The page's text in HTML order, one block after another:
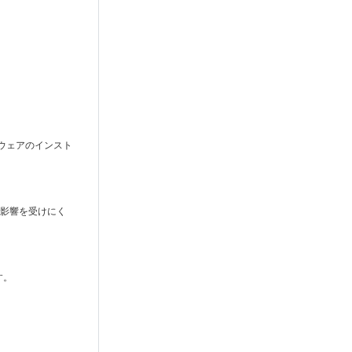
ェアのインスト
響を受けにく